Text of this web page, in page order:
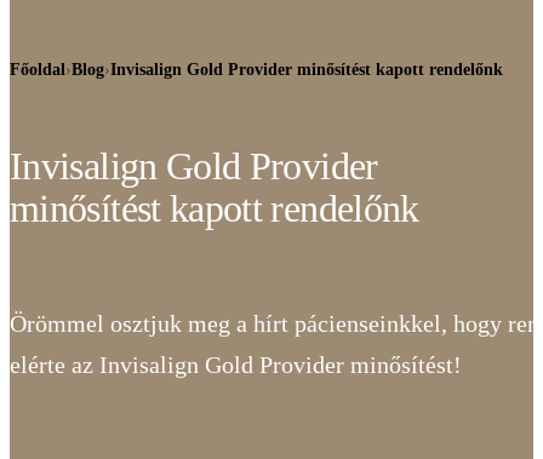
Főoldal›Blog›Invisalign Gold Provider minősítést kapott rendelőnk
Invisalign Gold Provider
minősítést kapott rendelőnk
Örömmel osztjuk meg a hírt pácienseinkkel, hogy
elérte az Invisalign Gold Provider minősítést!